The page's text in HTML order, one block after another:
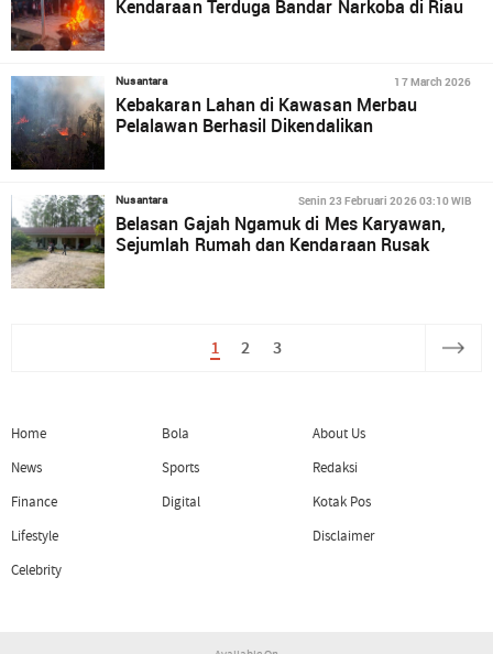
Kendaraan Terduga Bandar Narkoba di Riau
Nusantara 17 March 2026
Kebakaran Lahan di Kawasan Merbau
Pelalawan Berhasil Dikendalikan
Nusantara Senin 23 Februari 2026 03:10 WIB
Belasan Gajah Ngamuk di Mes Karyawan,
Sejumlah Rumah dan Kendaraan Rusak
1 2 3
Home
News
Finance
Lifestyle
Celebrity
Bola
Sports
Digital
About Us
Redaksi
Kotak Pos
Disclaimer